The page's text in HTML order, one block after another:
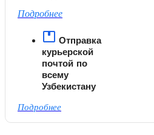
Подробнее
Отправка
курьерской
почтой по
всему
Узбекистану
Подробнее